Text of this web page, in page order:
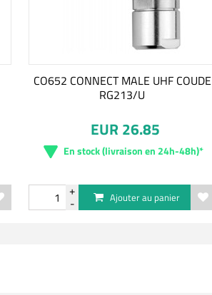
CO652 CONNECT MALE UHF COUDE
RG213/U
EUR 26.85
En stock (livraison en 24h-48h)*
Ajouter au panier